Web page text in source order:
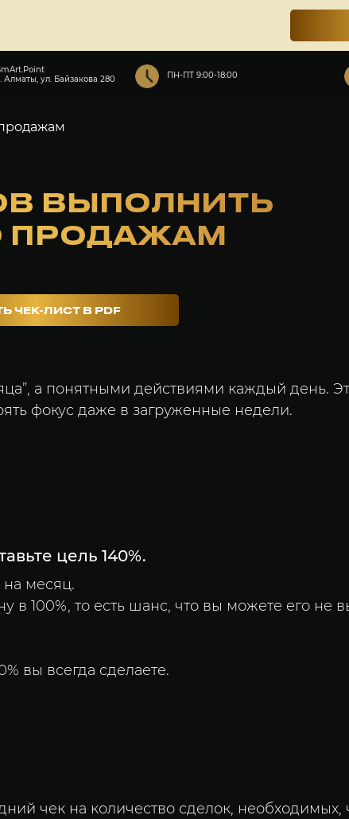
ПН-ПТ 9:00-18:00
Алматы, ул. Байзакова 280
ВЫПОЛНИТЬ
ПРОДАЖАМ
ЧЕК-ЛИСТ В PDF
а понятными действиями каждый день.
фокус даже в загруженные недели.
цель 140%.
на месяц.
в 100%, то есть шанс, что вы можете его не
вы всегда сделаете.
чек на количество сделок, необходимых,